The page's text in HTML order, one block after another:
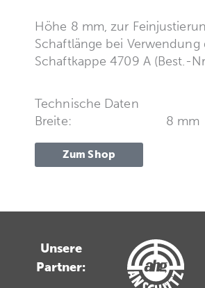
Höhe 8 mm, zur
Schaftlänge bei
Schaftkappe 4709 A (Best.-
Technische Daten
Breite:
8 mm
Zum Shop
Unsere
Partner: